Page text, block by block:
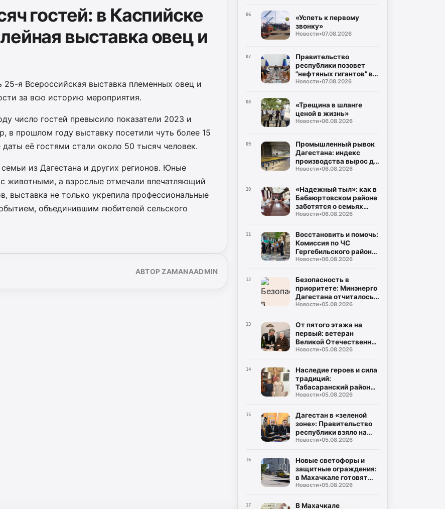
гостей: в Каспийске
выставка овец и
25-я Всероссийская выставка племенных овец и
за всю историю мероприятия.
число гостей превысило показатели 2023 и
в прошлом году выставку посетили чуть более 15
её гостями стали около 50 тысяч человек.
из Дагестана и других регионов. Юные
животными, а взрослые отмечали впечатляющий
выставка не только укрепила профессиональные
объединившим любителей сельского
АВТОР ZAMANAADMIN
06
«Успеть к первому
звонку»
Новости•07.08.2026
07
Правительство
республики позовет
"нефтяных гигантов" в
регион
Новости•07.08.2026
08
«Трещина в шланге
ценой в жизнь»
Новости•06.08.2026
09
Промышленный рывок
Дагестана: индекс
производства вырос до
106%, а объем отгрузки
миллиардов рублей
Новости•06.08.2026
10
«Надежный тыл»: как в
Бабаюртовском районе
заботятся о семьях
героев СВО, превращая
дела
Новости•06.08.2026
11
Восстановить и помочь:
Комиссия по ЧС
Гергебильского района
детально оценивает
в Курми и Хвартикуни
Новости•06.08.2026
12
Безопасность в
приоритете: Минэнерго
Дагестана отчиталось о
двукратном снижении
эксплуатации газа
Новости•05.08.2026
13
От пятого этажа на
первый: ветеран
Великой Отечественной
Муса Багаудинов
квартиры в Каспийске
Новости•05.08.2026
14
Наследие героев и сила
традиций:
Табасаранский район
примет два турнира
уровня в честь Руслана
Курбанова и Рустама
Мурадова
Новости•05.08.2026
15
Дагестан в «зеленой
зоне»: Правительство
республики взяло на
жесткий контроль
инфраструктуры для
ТКО
Новости•05.08.2026
16
Новые светофоры и
защитные ограждения:
в Махачкале готовят
безопасные маршруты
сентября
Новости•05.08.2026
17
В Махачкале